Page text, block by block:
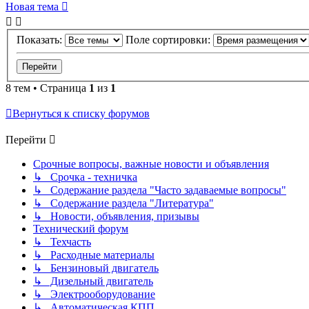
Новая тема
Показать: Поле сортировки:
8 тем • Страница 1 из 1
Вернуться к списку форумов
Перейти
Срочные вопросы, важные новости и объявления
↳ Срочка - техничка
↳ Содержание раздела "Часто задаваемые вопросы"
↳ Содержание раздела "Литература"
↳ Новости, объявления, призывы
Технический форум
↳ Техчасть
↳ Расходные материалы
↳ Бензиновый двигатель
↳ Дизельный двигатель
↳ Электрооборудование